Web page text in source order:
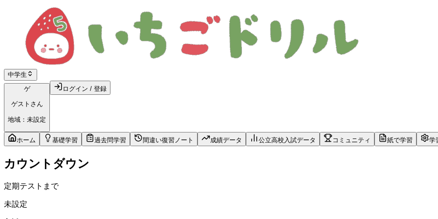
中学生
ゲ
ゲスト さん
地域： 未設定
ログイン / 登録
ホーム 基礎学習 過去問学習 間違い復習ノート 成績データ 公立高校入試データ コミュニティ 紙で学習 学
カウントダウン
定期テストまで
未設定